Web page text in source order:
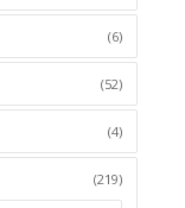
(6)
(52)
(4)
(219)